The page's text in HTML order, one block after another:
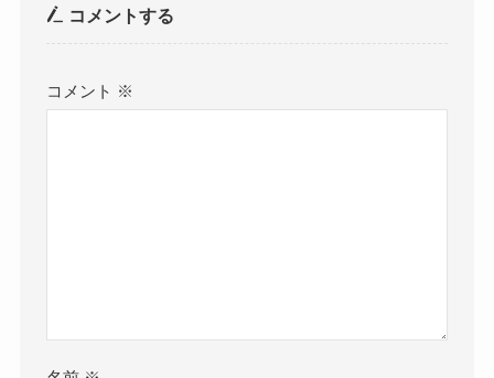
コメントする
コメント ※